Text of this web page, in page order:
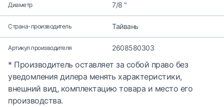
Диаметр 7/8 "
Страна-производитель Тайвань
Артикул производителя 2608580303
* Производитель оставляет за собой право без
уведомления дилера менять характеристики,
внешний вид, комплектацию товара и место его
производства.